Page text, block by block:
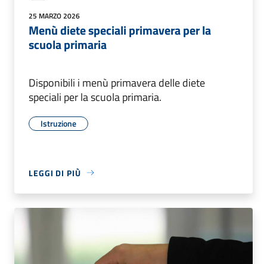
25 MARZO 2026
Menù diete speciali primavera per la
scuola primaria
Disponibili i menù primavera delle diete
speciali per la scuola primaria.
Istruzione
LEGGI DI PIÙ